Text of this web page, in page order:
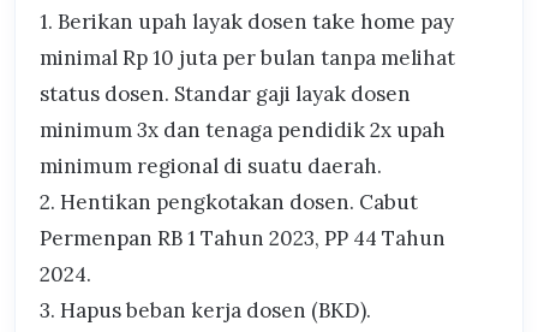
1. Berikan upah layak dosen take home pay
minimal Rp 10 juta per bulan tanpa melihat
status dosen. Standar gaji layak dosen
minimum 3x dan tenaga pendidik 2x upah
minimum regional di suatu daerah.
2. Hentikan pengkotakan dosen. Cabut
Permenpan RB 1 Tahun 2023, PP 44 Tahun
2024.
3. Hapus beban kerja dosen (BKD).